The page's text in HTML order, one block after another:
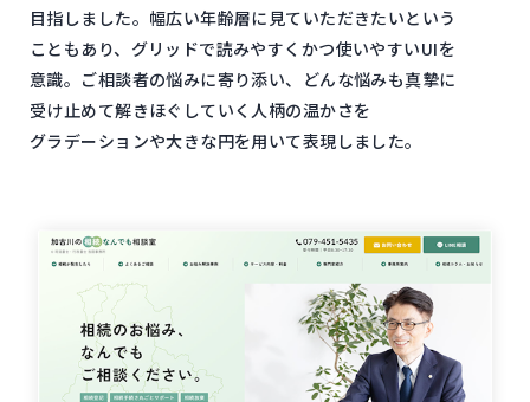
目指しました。​幅広い年齢層に​見ていただきたいと​いう​
ことも​あり、​グリッドで​読みやすく​かつ​使いやすい​UIを​
意識。​ご相談者の​悩みに​寄り添い、​どんな​悩みも​真摯に​
受け止めて​解きほぐ​していく​人柄の​温かさを​
グラデーションや​大きな​円を​用いて​表現しました。